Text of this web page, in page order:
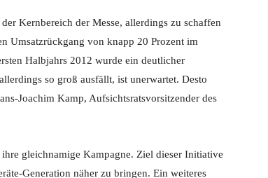
Kernbereich der Messe, allerdings zu schaffen
Umsatzrückgang von knapp 20 Prozent im
Halbjahrs 2012 wurde ein deutlicher
so groß ausfällt, ist unerwartet. Desto
Joachim Kamp, Aufsichtsratsvorsitzender des
gleichnamige Kampagne. Ziel dieser Initiative
Generation näher zu bringen. Ein weiteres